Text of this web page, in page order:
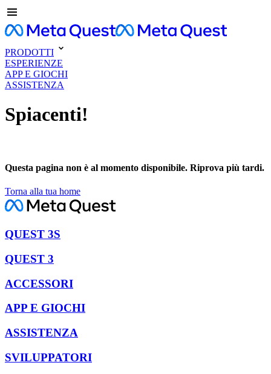
PRODOTTI
ESPERIENZE
APP E GIOCHI
ASSISTENZA
Spiacenti!
Questa pagina non è al momento disponibile. Riprova più tardi.
Torna alla tua home
QUEST 3S
QUEST 3
ACCESSORI
APP E GIOCHI
ASSISTENZA
SVILUPPATORI